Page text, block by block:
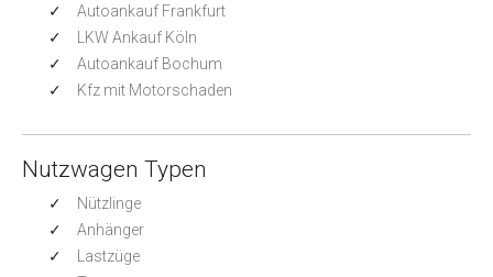
Autoankauf Frankfurt
LKW Ankauf Köln
Autoankauf Bochum
Kfz mit Motorschaden
Nutzwagen Typen
Nützlinge
Anhänger
Lastzüge